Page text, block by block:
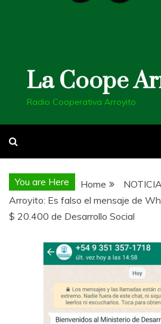
La Coope
Radio Cooperativa Arroyito
You are Here Home
Arroyito: Es falso el mensaje de
$ 20.400 de Desarrollo Social